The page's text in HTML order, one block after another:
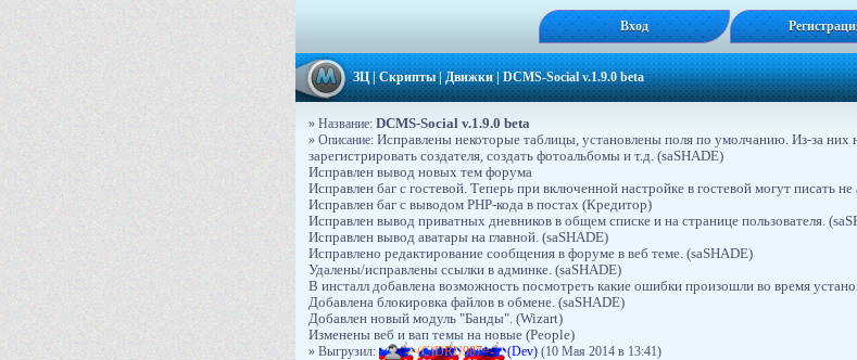
Вход
ЗЦ|Скрипты|Движки|DCMS-Social v.1.9.0 beta
» Название: DCMS-Social v.1.9.0 beta
» Описание: Исправлены некоторые таблицы, установлены поля по умолчанию. Из-за них
зарегистрировать создателя, создать фотоальбомы и т.д. (saSHADE)
Исправлен вывод новых тем форума
Исправлен баг с гостевой. Теперь при включенной настройке в гостевой могут писать
Исправлен баг с выводом PHP-кода в постах (Кредитор)
Исправлен вывод приватных дневников в общем списке и на странице пользователя.
Исправлен вывод аватары на главной. (saSHADE)
Исправлено редактирование сообщения в форуме в веб теме. (saSHADE)
Удалены/исправлены ссылки в админке. (saSHADE)
В инсталл добавлена возможность посмотреть какие ошибки произошли во время
Добавлена блокировка файлов в обмене. (saSHADE)
Добавлен новый модуль "Банды". (Wizart)
Изменены веб и вап темы на новые (People)
» Выгрузил:
-=(C)DRU987=- (Dev) (10 Мая 2014 в 13:41)